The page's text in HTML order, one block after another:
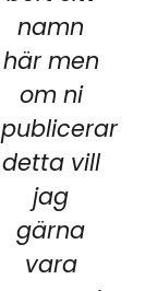
namn
här men
om ni
publicerar
detta vill
jag
gärna
vara